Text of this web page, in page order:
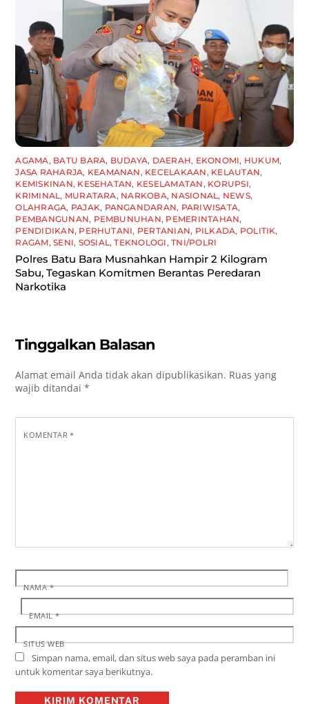
AGAMA, BATU BARA, BUDAYA, DAERAH, EKONOMI, HUKUM,
JASA RAHARJA, KEAMANAN, KECELAKAAN, KELAUTAN,
KEMISKINAN, KESEHATAN, KESELAMATAN, KORUPSI,
KRIMINAL, MURATARA, NARKOBA, NASIONAL, NEWS,
OLAHRAGA, PAJAK, PANGANDARAN, PARIWISATA,
PEMBANGUNAN, PEMBUNUHAN, PEMERINTAHAN,
PENDIDIKAN, PERHUTANI, PERTANIAN, PILKADA, POLITIK,
RAGAM,SENI, SOSIAL,TEKNOLOGI,TNI/POLRI
Polres Batu Bara Musnahkan Hampir 2 Kilogram
Sabu, Tegaskan Komitmen Berantas Peredaran
Narkotika
Tinggalkan Balasan
Alamat email Anda tidak akan dipublikasikan. Ruas yang
wajib ditandai*
KOMENTAR*
NAMA*
EMAIL*
SITUS WEB
Simpan nama, email, dan situs web saya pada peramban ini
untuk komentar saya berikutnya.